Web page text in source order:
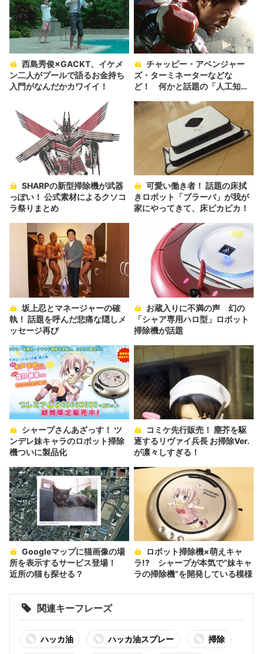
ン二人がプールで語るお金持ち
入門がなんだかカワイイ！
ズ・ターミネーターなどな
ど！ 何かと話題の「人工知
っぽい！ 公式素材によるクソコ
ラ祭りまとめ
きロボット「ブラーバ」が我が
家にやってきて、床ピカピカ！
執！ 話題を呼んだ悲痛な隠しメ
ッセージ再び
「シャア専用ハロ型」ロボット
掃除機が話題
ンデレ妹キャラのロボット掃除
機ついに製品化
逐するリヴァイ兵長 お掃除Ver.
が凛々しすぎる！
所を表示するサービス登場！
近所の猫も探せる？
ラ!? シャープが本気で“妹キャ
ラの掃除機”を開発している模様
関連キーフレーズ
ハッカ油 ハッカ油スプレー 掃除